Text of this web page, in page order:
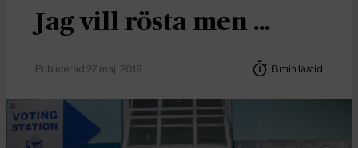
Jag vill rösta men …
Publicerad 27 maj, 2019 8 min lästid